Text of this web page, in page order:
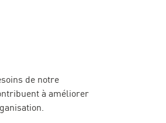
de notre
à améliorer